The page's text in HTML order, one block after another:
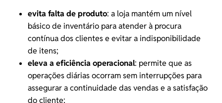
evita falta de produto: a loja mantém um nível
básico de inventário para atender à procura
contínua dos clientes e evitar a indisponibilidade
de itens;
eleva a eficiência operacional: permite que as
operações diárias ocorram sem interrupções para
assegurar a continuidade das vendas e a satisfação
do cliente;